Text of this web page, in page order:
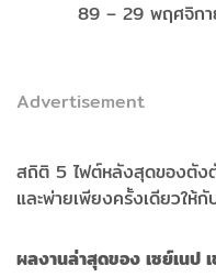
89 – 29 พฤศจิก
Advertisement
สถิติ 5 ไฟต์หลังสุดของตัง
และพ่ายเพียงครั้งเดียวให้
ผลงานล่าสุดของ เซย์เนป